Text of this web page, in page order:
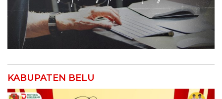
KABUPATEN BELU